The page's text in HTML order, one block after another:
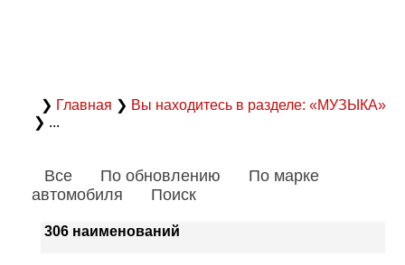
❯ Главная ❯ Вы находитесь в разделе: «МУЗЫКА»
❯ ...
Все По обновлению
По марке
автомобиля
Поиск
306 наименований